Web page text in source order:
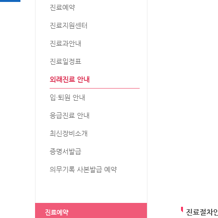
진료예약
진료지원센터
진료과안내
진료일정표
외래진료 안내
입·퇴원 안내
응급진료 안내
최신장비소개
증명서발급
의무기록 사본발급 예약
진료예약 진료절차